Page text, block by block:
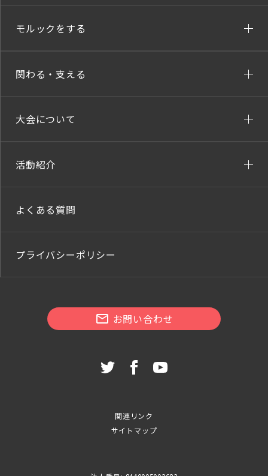
モルックをする
関わる・支える
大会について
活動紹介
よくある質問
プライバシーポリシー
お問い合わせ
関連リンク
サイトマップ